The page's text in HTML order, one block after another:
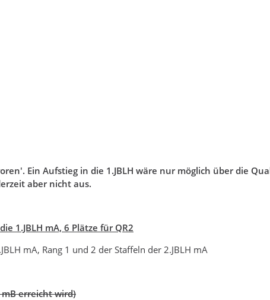
Ein Aufstieg in die 1.JBLH wäre nur möglich über die
aber nicht aus.
1.JBLH mA, 6 Plätze für QR2
mA, Rang 1 und 2 der Staffeln der 2.JBLH mA
erreicht wird)